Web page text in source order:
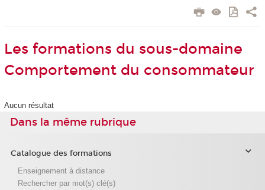
Les formations du sous-domaine
Comportement du consommateur
Aucun résultat
Dans la même rubrique
Catalogue des formations
Enseignement à distance
Rechercher par mot(s) clé(s)